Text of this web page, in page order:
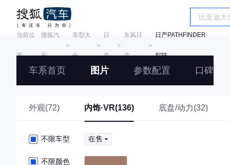
当前位
置:
搜狐汽
车
＞
车型大
全
＞
日
产
＞
东风日
产
＞
日产PATHFINDER
探陆
车系首页 图片 参数配置 口碑
外观(72) 内饰·VR(136) 底盘/动力(32)
不限车型 在售
不限颜色